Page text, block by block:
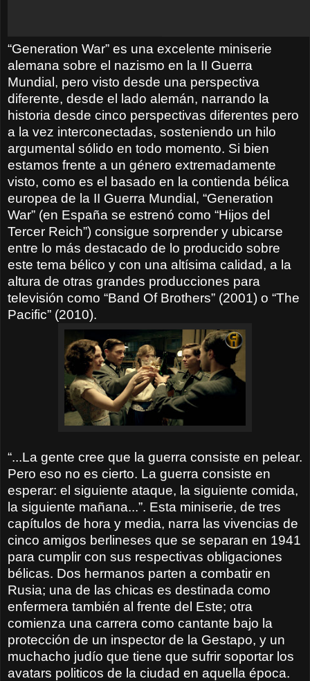
“Generation War” es una excelente miniserie
alemana sobre el nazismo en la II Guerra
Mundial, pero visto desde una perspectiva
diferente, desde el lado alemán, narrando la
historia desde cinco perspectivas diferentes pero
a la vez interconectadas, sosteniendo un hilo
argumental sólido en todo momento. Si bien
estamos frente a un género extremadamente
visto, como es el basado en la contienda bélica
europea de la II Guerra Mundial, “Generation
War” (en España se estrenó como “Hijos del
Tercer Reich”) consigue sorprender y ubicarse
entre lo más destacado de lo producido sobre
este tema bélico y con una altísima calidad, a la
altura de otras grandes producciones para
televisión como “Band Of Brothers” (2001) o “The
Pacific” (2010).
“...La gente cree que la guerra consiste en pelear.
Pero eso no es cierto. La guerra consiste en
esperar: el siguiente ataque, la siguiente comida,
la siguiente mañana...”. Esta miniserie, de tres
capítulos de hora y media, narra las vivencias de
cinco amigos berlineses que se separan en 1941
para cumplir con sus respectivas obligaciones
bélicas. Dos hermanos parten a combatir en
Rusia; una de las chicas es destinada como
enfermera también al frente del Este; otra
comienza una carrera como cantante bajo la
protección de un inspector de la Gestapo, y un
muchacho judío que tiene que sufrir soportar los
avatars politicos de la ciudad en aquella época.